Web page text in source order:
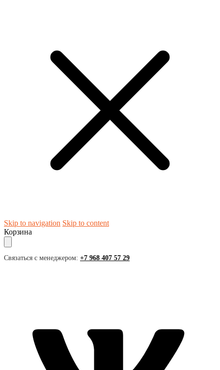
Skip to navigation Skip to content
Корзина
Связаться с менеджером: +7 968 407 57 29